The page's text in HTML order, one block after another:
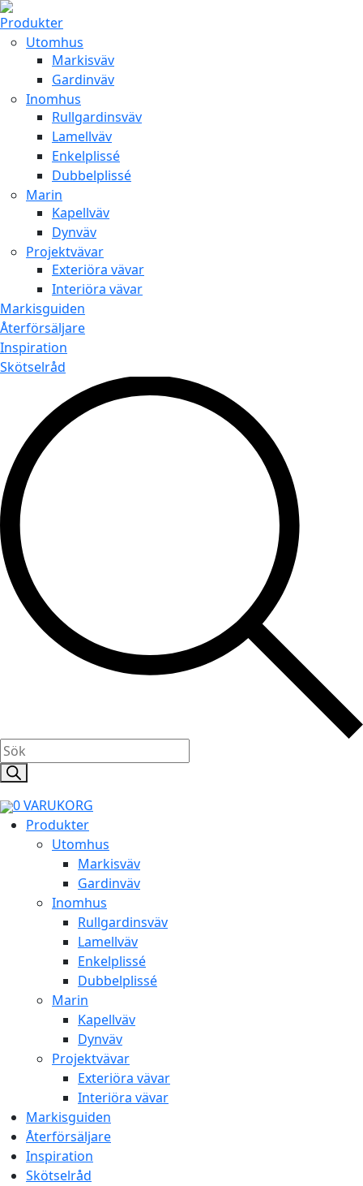
Produkter
Utomhus
Markisväv
Gardinväv
Inomhus
Rullgardinsväv
Lamellväv
Enkelplissé
Dubbelplissé
Marin
Kapellväv
Dynväv
Projektvävar
Exteriöra vävar
Interiöra vävar
Markisguiden
Återförsäljare
Inspiration
Skötselråd
Products
search
0VARUKORG
Produkter
Utomhus
Markisväv
Gardinväv
Inomhus
Rullgardinsväv
Lamellväv
Enkelplissé
Dubbelplissé
Marin
Kapellväv
Dynväv
Projektvävar
Exteriöra vävar
Interiöra vävar
Markisguiden
Återförsäljare
Inspiration
Skötselråd